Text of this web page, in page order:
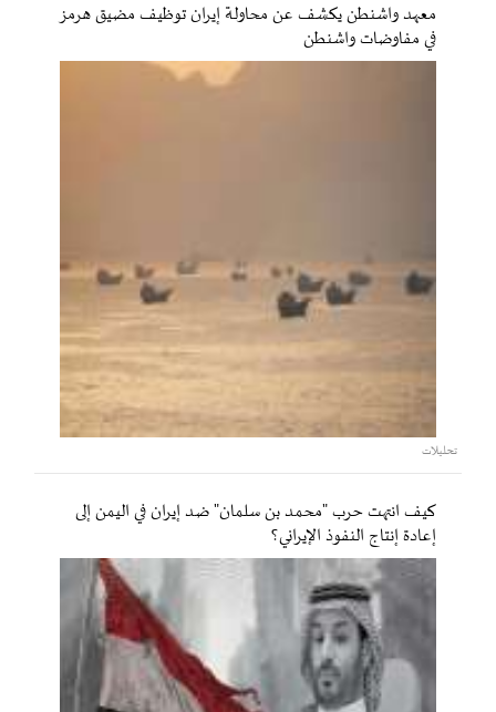
معهد واشنطن يكشف عن محاولة إيران توظيف مضيق هرمز
في مفاوضات واشنطن
تحليلات
كيف انتهت حرب "محمد بن سلمان" ضد إيران في اليمن إلى
إعادة إنتاج النفوذ الإيراني؟